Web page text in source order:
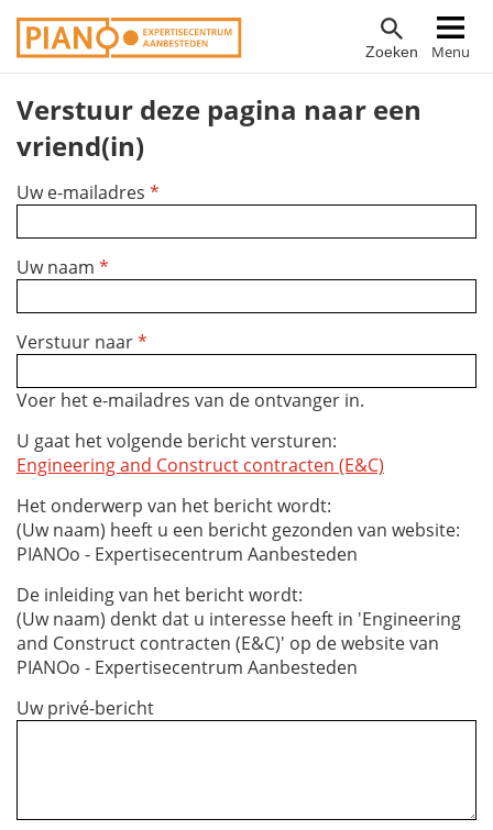
Overslaan
en
de
inhoud
gaan
Zoeken Menu
Hoofdnavigatie
Verstuur deze pagina naar een
vriend(in)
Uw e-mailadres *
Uw naam *
Verstuur naar*
Voer het e-mailadres van de ontvanger in.
U gaat het volgende bericht versturen:
Engineering and Construct contracten (E&C)
Het onderwerp van het bericht wordt:
(Uw naam) heeft u een bericht gezonden van website:
PIANOo - Expertisecentrum Aanbesteden
De inleiding van het bericht wordt:
(Uw naam) denkt dat u interesse heeft in 'Engineering
and Construct contracten (E&C)' op de website van
PIANOo - Expertisecentrum Aanbesteden
Uw privé-bericht